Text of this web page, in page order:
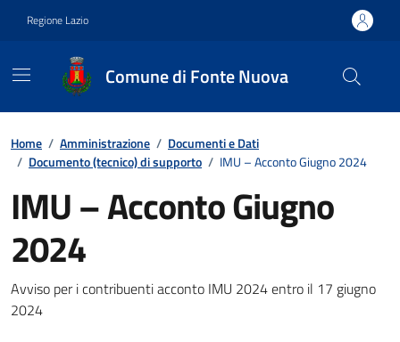
Regione Lazio
Comune di Fonte Nuova
Contenuti in evidenza
Home / Amministrazione / Documenti e Dati
/ Documento (tecnico) di supporto / IMU – Acconto Giugno 2024
IMU – Acconto Giugno
2024
Dettagli del documento
Avviso per i contribuenti acconto IMU 2024 entro il 17 giugno
2024